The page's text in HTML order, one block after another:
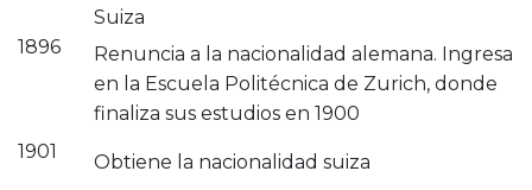
Suiza
1896
Renuncia a la nacionalidad alemana. Ingresa
en la Escuela Politécnica de Zurich, donde
finaliza sus estudios en 1900
1901
Obtiene la nacionalidad suiza